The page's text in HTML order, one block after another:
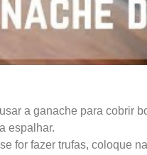
a ganache para cobrir
espalhar.
for fazer trufas, coloque